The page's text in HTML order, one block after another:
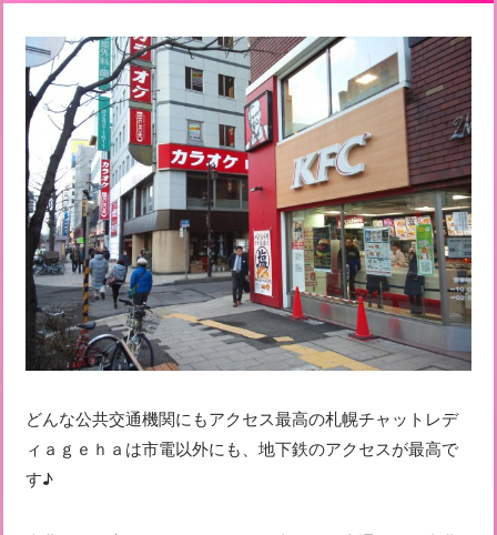
どんな公共交通機関にもアクセス最高の札幌チャットレデ
ィａｇｅｈａは市電以外にも、地下鉄のアクセスが最高で
す♪